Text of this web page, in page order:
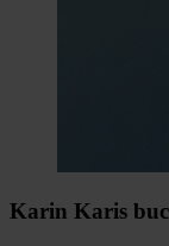
Karin Karis